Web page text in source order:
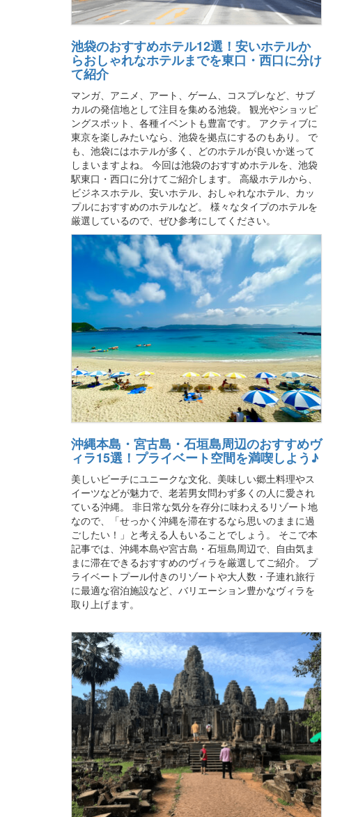
池袋のおすすめホテル12選！安いホテルか
らおしゃれなホテルまでを東口・西口に分け
て紹介
マンガ、アニメ、アート、ゲーム、コスプレなど、サブ
カルの発信地として注目を集める池袋。 観光やショッピ
ングスポット、各種イベントも豊富です。 アクティブに
東京を楽しみたいなら、池袋を拠点にするのもあり。 で
も、池袋にはホテルが多く、どのホテルが良いか迷って
しまいますよね。 今回は池袋のおすすめホテルを、池袋
駅東口・西口に分けてご紹介します。 高級ホテルから、
ビジネスホテル、安いホテル、おしゃれなホテル、カッ
プルにおすすめのホテルなど。 様々なタイプのホテルを
厳選しているので、ぜひ参考にしてください。
沖縄本島・宮古島・石垣島周辺のおすすめヴ
ィラ15選！プライベート空間を満喫しよう♪
美しいビーチにユニークな文化、美味しい郷土料理やス
イーツなどが魅力で、老若男女問わず多くの人に愛され
ている沖縄。 非日常な気分を存分に味わえるリゾート地
なので、「せっかく沖縄を滞在するなら思いのままに過
ごしたい！」と考える人もいることでしょう。 そこで本
記事では、沖縄本島や宮古島・石垣島周辺で、自由気ま
まに滞在できるおすすめのヴィラを厳選してご紹介。 プ
ライベートプール付きのリゾートや大人数・子連れ旅行
に最適な宿泊施設など、バリエーション豊かなヴィラを
取り上げます。